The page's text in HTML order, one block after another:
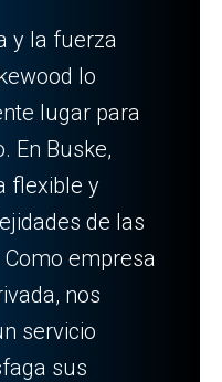
y la fuerza
lo
lugar para
En Buske,
flexible y
de las
empresa
nos
servicio
sus